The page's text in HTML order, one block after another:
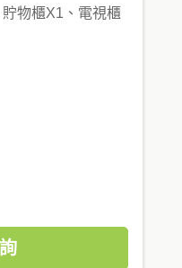
物櫃X1、電視櫃